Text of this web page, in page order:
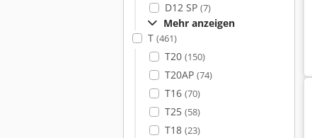
D12 SP (7)
Mehr anzeigen
T (461)
T20 (150)
T20AP (74)
T16 (70)
T25 (58)
T18 (23)